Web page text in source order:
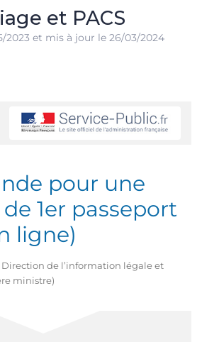
et PACS
2023 et mis à jour le 26/03/2024
pour une
1er passeport
ligne)
Direction de l’information légale et
ministre)